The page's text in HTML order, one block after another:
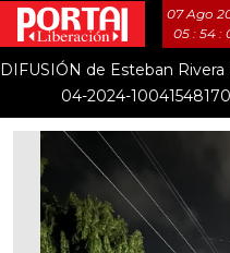
07 Ago
05 : 54 :
DIFUSIÓN de Esteban Rivera
04-2024-